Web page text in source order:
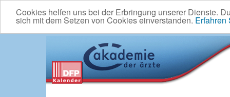
Cookies helfen uns bei der Erbringung unserer Dienste.
sich mit dem Setzen von Cookies einverstanden. Erfahren